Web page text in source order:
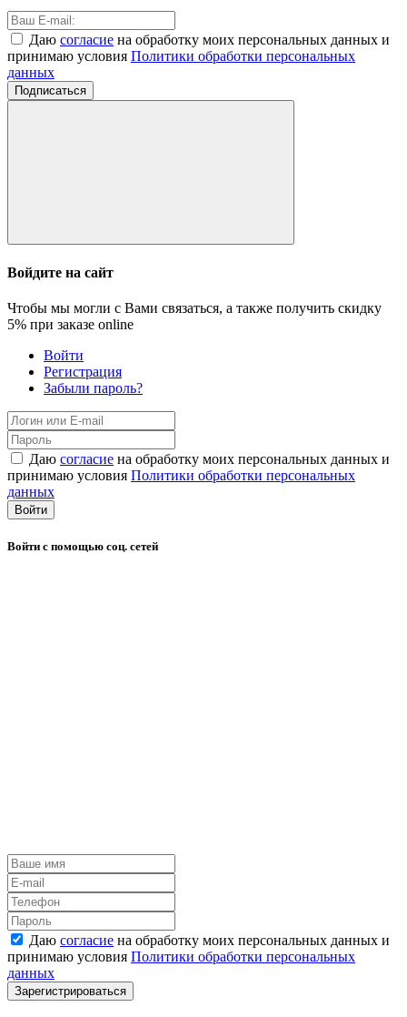
Даю согласие на обработку моих персональных данных и
принимаю условия Политики обработки персональных
данных
Подписаться
Войдите на сайт
Чтобы мы могли с Вами связаться, а также получить скидку
5% при заказе online
Войти
Регистрация
Забыли пароль?
Даю согласие на обработку моих персональных данных и
принимаю условия Политики обработки персональных
данных
Войти
Войти с помощью соц. сетей
Даю согласие на обработку моих персональных данных и
принимаю условия Политики обработки персональных
данных
Зарегистрироваться